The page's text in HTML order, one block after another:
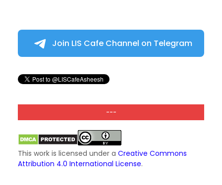
Join LIS Cafe Channel on Telegram
---
This work is licensed under a Creative Commons
Attribution 4.0 International License.